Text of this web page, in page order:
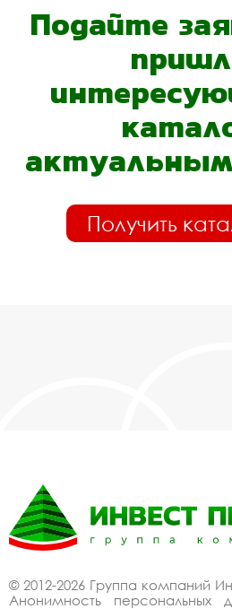
Подайте
Получить
© 2012-2026 Группа компаний
Анонимность персональных